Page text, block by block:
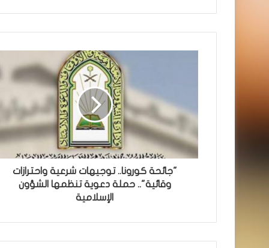
"جائحة كورونا.. توجيهات شرعية واحترازات
وقائية".. حملة دعوية تنظمها الشؤون
الإسلامية